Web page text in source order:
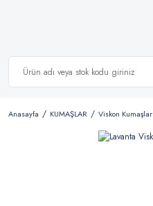
Anasayfa KUMAŞLAR Viskon Kumaşlar